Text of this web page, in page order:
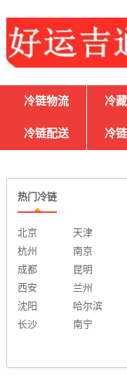
冷链物流 冷
冷链配送 冷
热门冷链
北京 天津
杭州
南京
成都
昆明
西安
兰州
沈阳
哈尔滨
长沙
南宁